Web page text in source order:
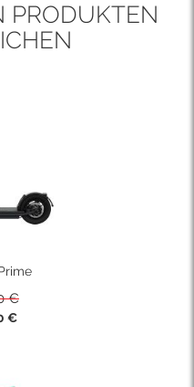
PRODUKTEN
€
€